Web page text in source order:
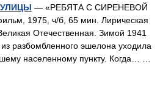
— «РЕБЯТА С СИРЕНЕВОЙ
1975, ч/б, 65 мин. Лирическая
Отечественная. Зимой 1941
разбомбленного эшелона уходила
населенному пункту. Когда… …